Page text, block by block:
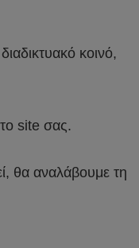
κοινό,
το site σας.
θα αναλάβουμε τη